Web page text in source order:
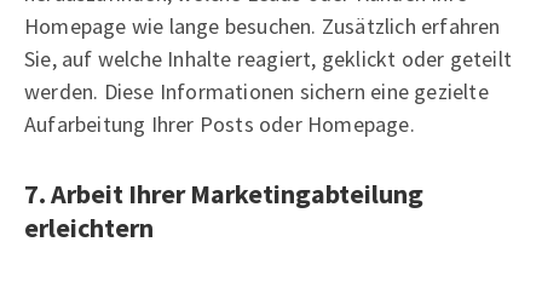
Homepage wie lange besuchen. Zusätzlich erfahren
Sie, auf welche Inhalte reagiert, geklickt oder geteilt
werden. Diese Informationen sichern eine gezielte
Aufarbeitung Ihrer Posts oder Homepage.
7. Arbeit Ihrer Marketingabteilung
erleichtern